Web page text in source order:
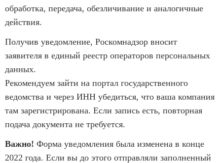
обработка, передача, обезличивание и аналогичные
действия.
Получив уведомление, Роскомнадзор вносит
заявителя в единый реестр операторов персональных
данных.
Рекомендуем зайти на портал государственного
ведомства и через ИНН убедиться, что ваша компания
там зарегистрирована. Если запись есть, повторная
подача документа не требуется.
Важно! Форма уведомления была изменена в конце
2022 года. Если вы до этого отправляли заполненный